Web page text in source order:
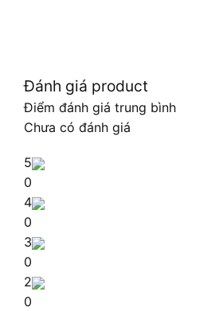
Đánh giá product
Điểm đánh giá trung bình
Chưa có đánh giá
5
0
4
0
3
0
2
0